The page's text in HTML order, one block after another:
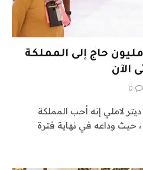
وصل ما يقرب من 1.5 مليون حاج إلى المملكة
الآن
0
لاملي إنه أحب المملكة
، حيث وداعه في نهاية فترة